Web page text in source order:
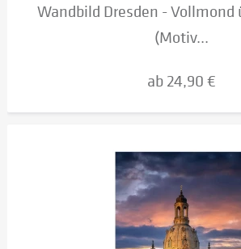
Wandbild Dresden - Vollmond
(Motiv...
ab 24,90 €